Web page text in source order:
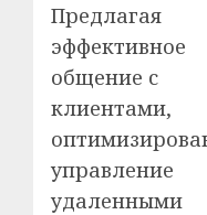
Предлагая
эффективное
общение с
клиентами,
управление
удаленными